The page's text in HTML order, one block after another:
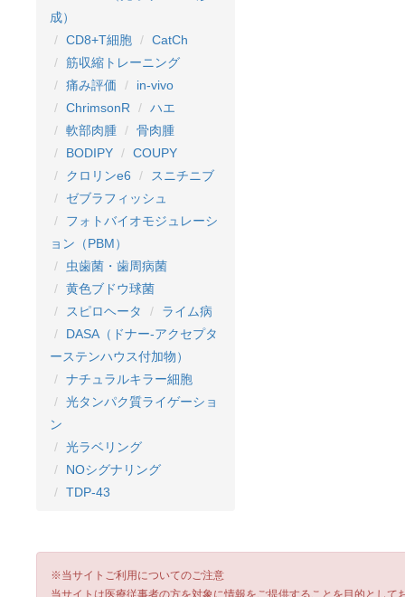
成）
CD8+T細胞
CatCh
筋収縮トレーニング
痛み評価
in-vivo
ChrimsonR
ハエ
軟部肉腫
骨肉腫
BODIPY
COUPY
クロリンe6
スニチニブ
ゼブラフィッシュ
フォトバイオモジュレーシ
ョン（PBM）
虫歯菌・歯周病菌
黄色ブドウ球菌
スピロヘータ
ライム病
DASA（ドナー-アクセプタ
ーステンハウス付加物）
ナチュラルキラー細胞
光タンパク質ライゲーショ
ン
光ラベリング
NOシグナリング
TDP-43
※当サイトご利用についてのご注意
当サイトは医療従事者の方を対象に情報をご提供することを目的とし